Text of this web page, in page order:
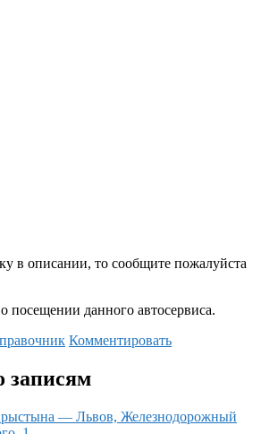
в описании, то сообщите пожалуйста
о посещении данного автосервиса.
Комментировать
записям
— Львов, Железнодорожный